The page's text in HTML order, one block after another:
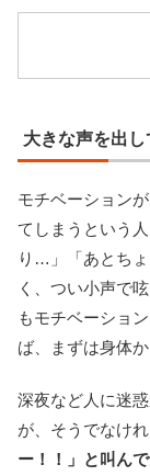
大きな声を出
モチベーション
てしまうという
り…」「あとち
く、つい小声で
もモチベーショ
ば、まずは身体か
深夜など人に迷
が、そうでなけれ
ー！！」と叫ん